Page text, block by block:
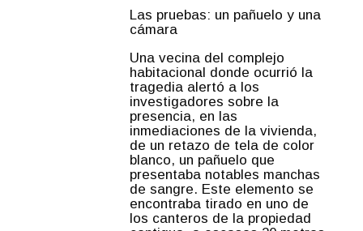
Las pruebas: un pañuelo y una
cámara
Una vecina del complejo
habitacional donde ocurrió la
tragedia alertó a los
investigadores sobre la
presencia, en las
inmediaciones de la vivienda,
de un retazo de tela de color
blanco, un pañuelo que
presentaba notables manchas
de sangre. Este elemento se
encontraba tirado en uno de
los canteros de la propiedad